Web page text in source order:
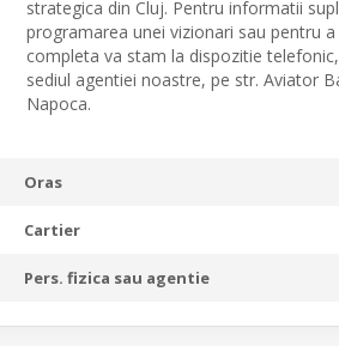
strategica din Cluj. Pentru informatii
programarea unei vizionari sau pentru
completa va stam la dispozitie
sediul agentiei noastre, pe str. Aviator
Napoca.
Oras
Cartier
Pers. fizica sau agentie